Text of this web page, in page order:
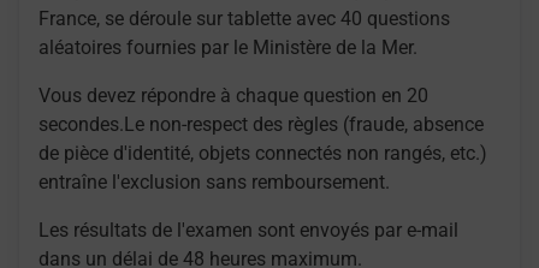
France, se déroule sur tablette avec 40 questions
aléatoires fournies par le Ministère de la Mer.
Vous devez répondre à chaque question en 20
secondes.Le non-respect des règles (fraude, absence
de pièce d'identité, objets connectés non rangés, etc.)
entraîne l'exclusion sans remboursement.
Les résultats de l'examen sont envoyés par e-mail
dans un délai de 48 heures maximum.